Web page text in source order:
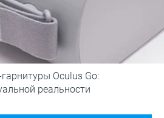
Oculus Go:
реальности